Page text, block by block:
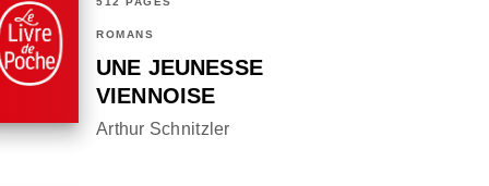
ROMANS
UNE JEUNESSE
VIENNOISE
Arthur Schnitzler